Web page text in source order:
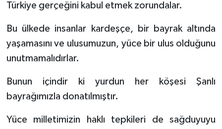
Türkiye gerçeğini kabul etmek zorundalar.
Bu ülkede insanlar kardeşçe, bir bayrak altında
yaşamasını ve ulusumuzun, yüce bir ulus olduğunu
unutmamalıdırlar.
Bunun içindir ki yurdun her köşesi Şanlı
bayrağımızla donatılmıştır.
Yüce milletimizin haklı tepkileri de sağduyuyu